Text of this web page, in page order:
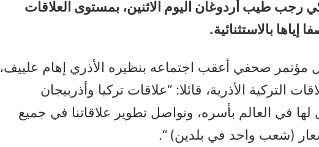
رجب طيب أردوغان اليوم الاثنين، بمستوى العلاقات
إياها بالاستثنائية.
مؤتمر صحفي أعقب اجتماعه بنظيره الأذري إهام علييف،
التركية الأذرية، قائلا: “علاقات تركيا وأذربيجان
لها في العالم بأسره، ونواصل تطوير علاقاتنا في جميع
(شعب واحد في بلدين) “.